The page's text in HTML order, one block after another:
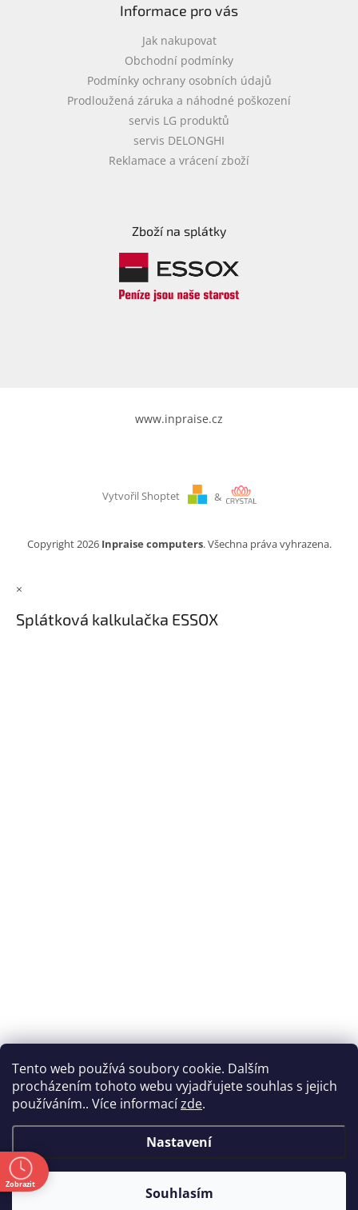
Tento web používá soubory cookie. Dalším
procházením tohoto webu vyjadřujete souhlas s jejich
používáním.. Více informacízde.
Nastavení
Souhlasím
Informace pro vás
Jak nakupovat
Obchodní podmínky
Podmínky ochrany osobních údajů
Prodloužená záruka a náhodné poškození
servis LG produktů
servis DELONGHI
Reklamace a vrácení zboží
Zboží na splátky
www.inpraise.cz
Vytvořil Shoptet &
Copyright 2026 Inpraise computers. Všechna práva vyhrazena.
×
Splátková kalkulačka ESSOX
Zobrazit